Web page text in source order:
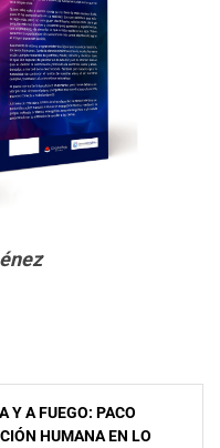
Y A FUEGO: PACO
HUMANA EN LO